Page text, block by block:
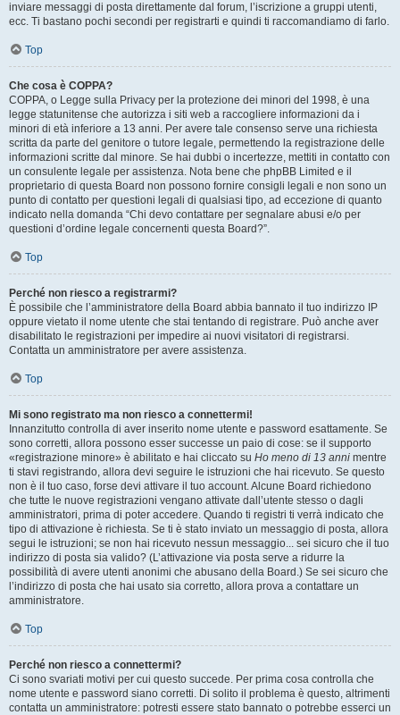
inviare messaggi di posta direttamente dal forum, l’iscrizione a gruppi utenti,
ecc. Ti bastano pochi secondi per registrarti e quindi ti raccomandiamo di farlo.
Top
Che cosa è COPPA?
COPPA, o Legge sulla Privacy per la protezione dei minori del 1998, è una
legge statunitense che autorizza i siti web a raccogliere informazioni da i
minori di età inferiore a 13 anni. Per avere tale consenso serve una richiesta
scritta da parte del genitore o tutore legale, permettendo la registrazione delle
informazioni scritte dal minore. Se hai dubbi o incertezze, mettiti in contatto con
un consulente legale per assistenza. Nota bene che phpBB Limited e il
proprietario di questa Board non possono fornire consigli legali e non sono un
punto di contatto per questioni legali di qualsiasi tipo, ad eccezione di quanto
indicato nella domanda “Chi devo contattare per segnalare abusi e/o per
questioni d’ordine legale concernenti questa Board?”.
Top
Perché non riesco a registrarmi?
È possibile che l’amministratore della Board abbia bannato il tuo indirizzo IP
oppure vietato il nome utente che stai tentando di registrare. Può anche aver
disabilitato le registrazioni per impedire ai nuovi visitatori di registrarsi.
Contatta un amministratore per avere assistenza.
Top
Mi sono registrato ma non riesco a connettermi!
Innanzitutto controlla di aver inserito nome utente e password esattamente. Se
sono corretti, allora possono esser successe un paio di cose: se il supporto
«registrazione minore» è abilitato e hai cliccato su Ho meno di 13 anni mentre
ti stavi registrando, allora devi seguire le istruzioni che hai ricevuto. Se questo
non è il tuo caso, forse devi attivare il tuo account. Alcune Board richiedono
che tutte le nuove registrazioni vengano attivate dall’utente stesso o dagli
amministratori, prima di poter accedere. Quando ti registri ti verrà indicato che
tipo di attivazione è richiesta. Se ti è stato inviato un messaggio di posta, allora
segui le istruzioni; se non hai ricevuto nessun messaggio... sei sicuro che il tuo
indirizzo di posta sia valido? (L’attivazione via posta serve a ridurre la
possibilità di avere utenti anonimi che abusano della Board.) Se sei sicuro che
l’indirizzo di posta che hai usato sia corretto, allora prova a contattare un
amministratore.
Top
Perché non riesco a connettermi?
Ci sono svariati motivi per cui questo succede. Per prima cosa controlla che
nome utente e password siano corretti. Di solito il problema è questo, altrimenti
contatta un amministratore: potresti essere stato bannato o potrebbe esserci un